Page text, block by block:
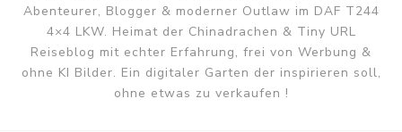
Abenteurer, Blogger & moderner Outlaw im DAF T244
4×4 LKW. Heimat der Chinadrachen & Tiny URL
Reiseblog mit echter Erfahrung, frei von Werbung &
ohne KI Bilder. Ein digitaler Garten der inspirieren soll,
ohne etwas zu verkaufen !